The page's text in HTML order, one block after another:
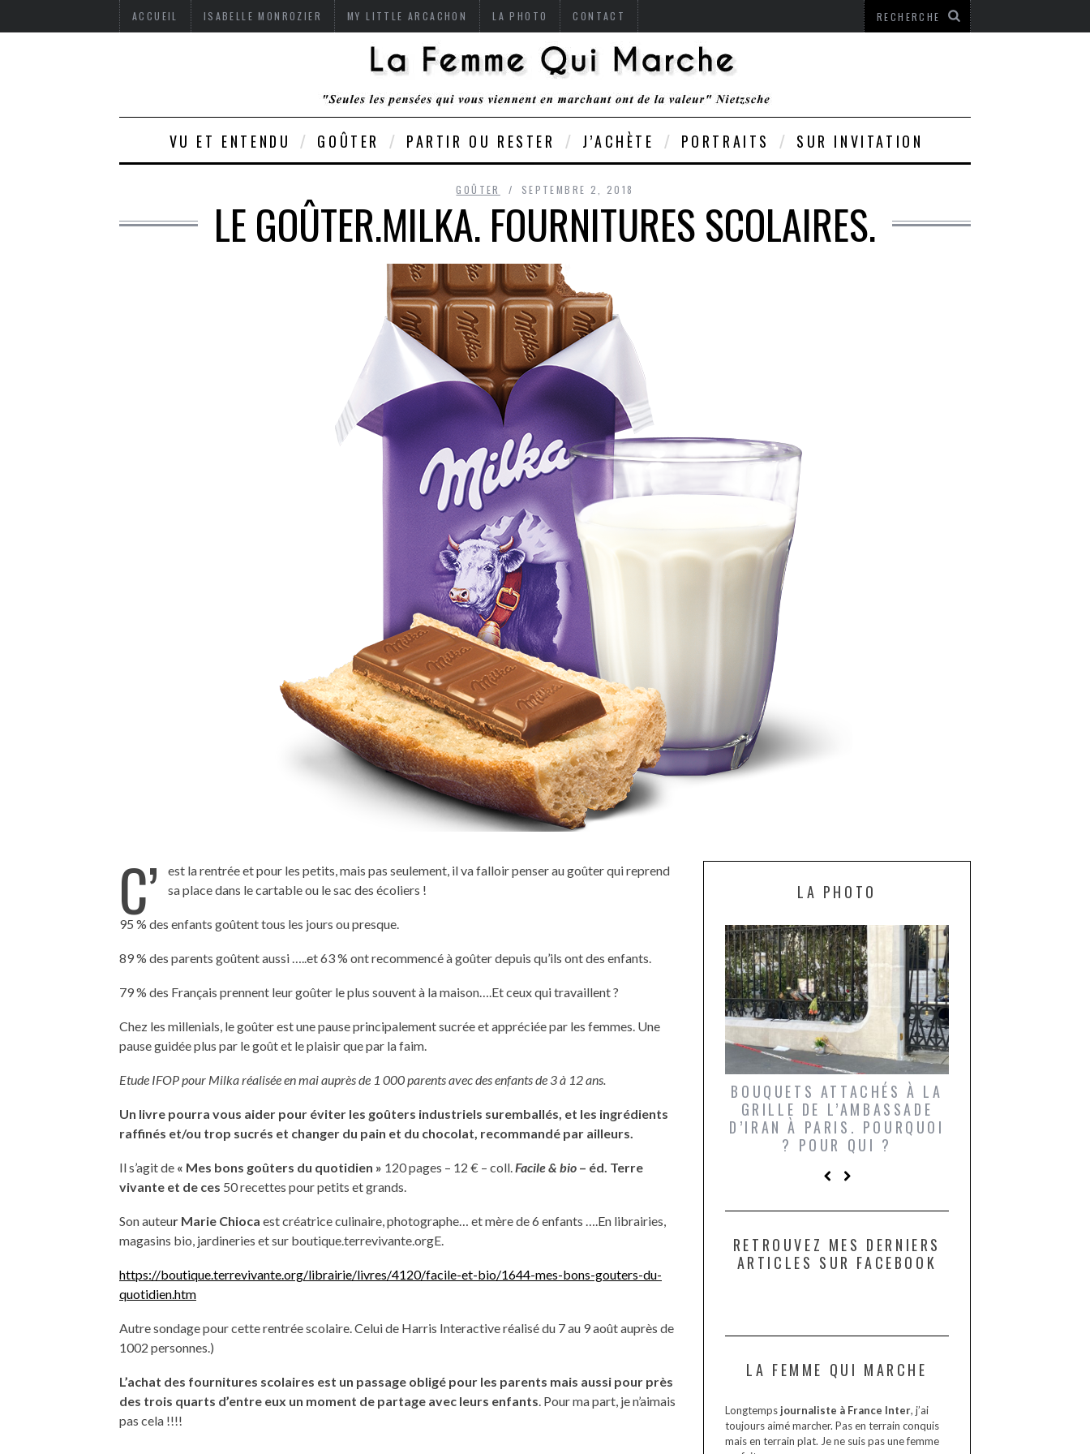
ACCUEIL ISABELLE MONROZIER MY LITTLE ARCACHON LA PHOTO CONTACT
VU ET ENTENDU GOÛTER PARTIR OU RESTER J’ACHÈTE PORTRAITS SUR INVITATION
GOÛTER SEPTEMBRE 2, 2018
LE GOÛTER.MILKA. FOURNITURES SCOLAIRES.
C’
est la rentrée et pour les petits, mais pas seulement, il va falloir penser au goûter qui reprend
sa place dans le cartable ou le sac des écoliers !
95 % des enfants goûtent tous les jours ou presque.
89 % des parents goûtent aussi …..et 63 % ont recommencé à goûter depuis qu’ils ont des enfants.
79 % des Français prennent leur goûter le plus souvent à la maison….Et ceux qui travaillent ?
Chez les millenials, le goûter est une pause principalement sucrée et appréciée par les femmes. Une
pause guidée plus par le goût et le plaisir que par la faim.
Etude IFOP pour Milka réalisée en mai auprès de 1 000 parents avec des enfants de 3 à 12 ans.
Un livre pourra vous aider pour éviter les goûters industriels suremballés, et les ingrédients
raffinés et/ou trop sucrés et changer du pain et du chocolat, recommandé par ailleurs.
Il s’agit de « Mes bons goûters du quotidien » 120 pages – 12 € – coll.Facile & bio – éd. Terre
vivante et de ces 50 recettes pour petits et grands.
Son auteur Marie Chioca est créatrice culinaire, photographe… et mère de 6 enfants ….En librairies,
magasins bio, jardineries et sur boutique.terrevivante.orgE.
https://boutique.terrevivante.org/librairie/livres/4120/facile-et-bio/1644-mes-bons-gouters-du-
quotidien.htm
Autre sondage pour cette rentrée scolaire. Celui de Harris Interactive réalisé du 7 au 9 août auprès de
1002 personnes.)
L’achat des fournitures scolaires est un passage obligé pour les parents mais aussi pour près
des trois quarts d’entre eux un moment de partage avec leurs enfants. Pour ma part, je n’aimais
pas cela !!!!
LA PHOTO
UNE MOUETTE SUR LA TÊTE
DE LA VIERGE À BIARRITZ.
BOUQUETS ATTACHÉS À LA
GRILLE DE L’AMBASSADE
D’IRAN À PARIS. POURQUOI
? POUR QUI ?
RETROUVEZ MES DERNIERS
ARTICLES SUR FACEBOOK
LA FEMME QUI MARCHE
Longtemps journaliste à France Inter, j’ai
toujours aimé marcher. Pas en terrain conquis
mais en terrain plat. Je ne suis pas une femme